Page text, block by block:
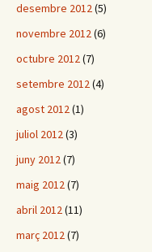
desembre 2012(5)
novembre 2012(6)
octubre 2012(7)
setembre 2012(4)
agost 2012(1)
juliol 2012(3)
juny 2012(7)
maig 2012(7)
abril 2012(11)
març 2012(7)